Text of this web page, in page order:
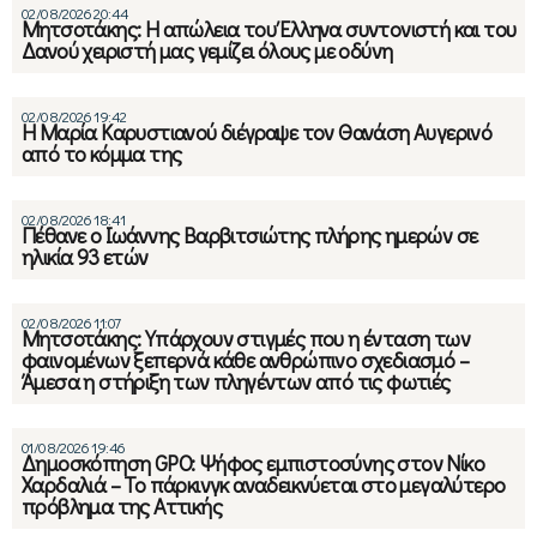
02/08/2026 20:44
Μητσοτάκης: Η απώλεια του Έλληνα συντονιστή και του
Δανού χειριστή μας γεμίζει όλους με οδύνη
02/08/2026 19:42
Η Μαρία Καρυστιανού διέγραψε τον Θανάση Αυγερινό
από το κόμμα της
02/08/2026 18:41
Πέθανε ο Ιωάννης Βαρβιτσιώτης πλήρης ημερών σε
ηλικία 93 ετών
02/08/2026 11:07
Μητσοτάκης: Υπάρχουν στιγμές που η ένταση των
φαινομένων ξεπερνά κάθε ανθρώπινο σχεδιασμό –
Άμεσα η στήριξη των πληγέντων από τις φωτιές
01/08/2026 19:46
Δημοσκόπηση GPO: Ψήφος εμπιστοσύνης στον Νίκο
Χαρδαλιά – Το πάρκινγκ αναδεικνύεται στο μεγαλύτερο
πρόβλημα της Αττικής